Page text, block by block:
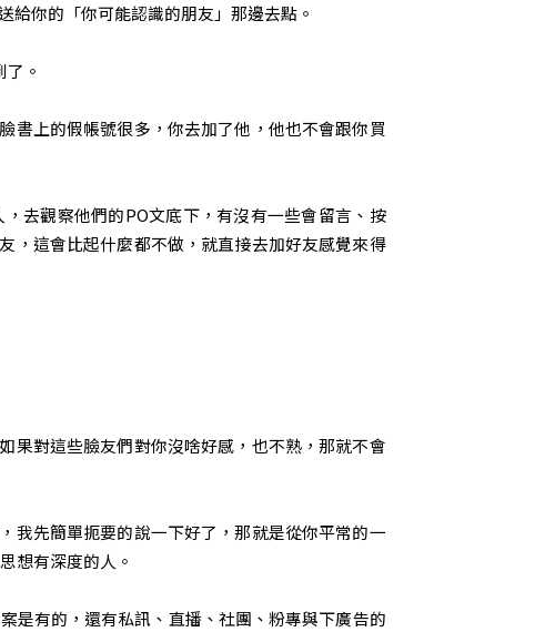
你的「你可能認識的朋友」那邊去點。
。
書上的假帳號很多，你去加了他，他也不會跟你買
去觀察他們的PO文底下，有沒有一些會留言、按
，這會比起什麼都不做，就直接去加好友感覺來得
果對這些臉友們對你沒啥好感，也不熟，那就不會
我先簡單扼要的說一下好了，那就是從你平常的一
想有深度的人。
是有的，還有私訊、直播、社團、粉專與下廣告的